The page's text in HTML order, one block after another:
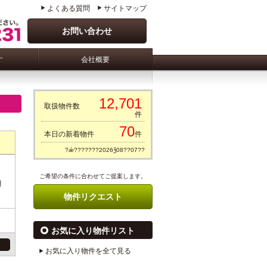
よくある質問 サイトマップ
お問い合わせ
会社概要
取扱物件数 12,701
件
本日の新着物件 70件
?ǽ???????2026ǯ08??07??
ご希望の条件に合わせてご提案します。
物件リクエスト
お気に入り物件リスト
お気に入り物件を全て見る